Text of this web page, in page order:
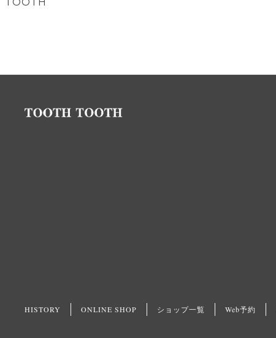
ビ
ョ
HISTORY ONLINE SHOP ショップ一覧 Web予約